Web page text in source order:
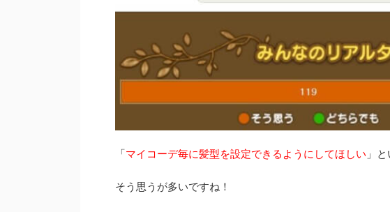
「マイコーデ毎に髪型を設定できるようにしてほしい 」
そう思うが多いですね！